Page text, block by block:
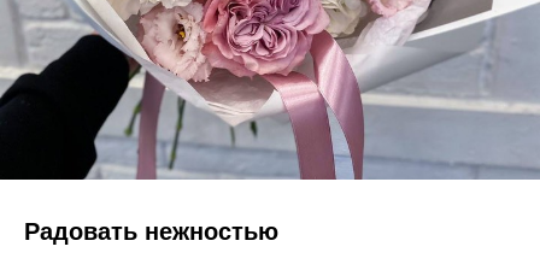
Радовать нежностью